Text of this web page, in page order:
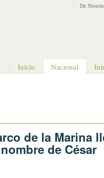
De
Inicio Nacional
de la Marina
de César